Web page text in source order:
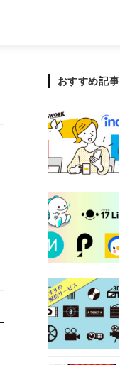
おすすめ記事